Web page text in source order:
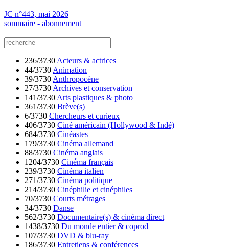
JC n°443, mai 2026
sommaire - abonnement
236/3730 Acteurs & actrices
44/3730 Animation
39/3730 Anthropocène
27/3730 Archives et conservation
141/3730 Arts plastiques & photo
361/3730 Brève(s)
6/3730 Chercheurs et curieux
406/3730 Ciné américain (Hollywood & Indé)
684/3730 Cinéastes
179/3730 Cinéma allemand
88/3730 Cinéma anglais
1204/3730 Cinéma français
239/3730 Cinéma italien
271/3730 Cinéma politique
214/3730 Cinéphilie et cinéphiles
70/3730 Courts métrages
34/3730 Danse
562/3730 Documentaire(s) & cinéma direct
1438/3730 Du monde entier & coprod
107/3730 DVD & blu-ray
186/3730 Entretiens & conférences